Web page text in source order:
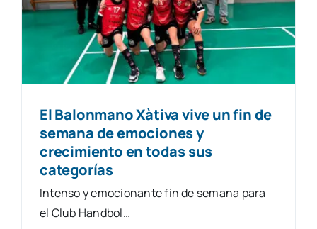
Natació
Gimnàstica
Motor
Esgrima
contacte
El Balonmano Xàtiva vive un fin de
semana de emociones y
crecimiento en todas sus
categorías
Intenso y emocionante fin de semana para
el Club Handbol…